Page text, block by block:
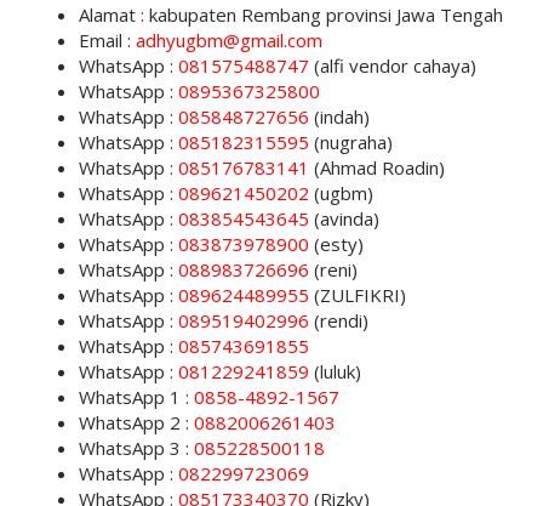
Alamat : kabupaten Rembang provinsi Jawa Tengah
Email : adhyugbm@gmail.com
WhatsApp : 081575488747 (alfi vendor cahaya)
WhatsApp : 0895367325800
WhatsApp : 085848727656 (indah)
WhatsApp : 085182315595 (nugraha)
WhatsApp : 085176783141 (Ahmad Roadin)
WhatsApp : 089621450202 (ugbm)
WhatsApp : 083854543645 (avinda)
WhatsApp : 083873978900 (esty)
WhatsApp : 088983726696 (reni)
WhatsApp : 089624489955 (ZULFIKRI)
WhatsApp : 089519402996 (rendi)
WhatsApp : 085743691855
WhatsApp : 081229241859 (luluk)
WhatsApp 1 : 0858-4892-1567
WhatsApp 2 : 0882006261403
WhatsApp 3 : 085228500118
WhatsApp : 082299723069
WhatsApp : 085173340370 (Rizky)